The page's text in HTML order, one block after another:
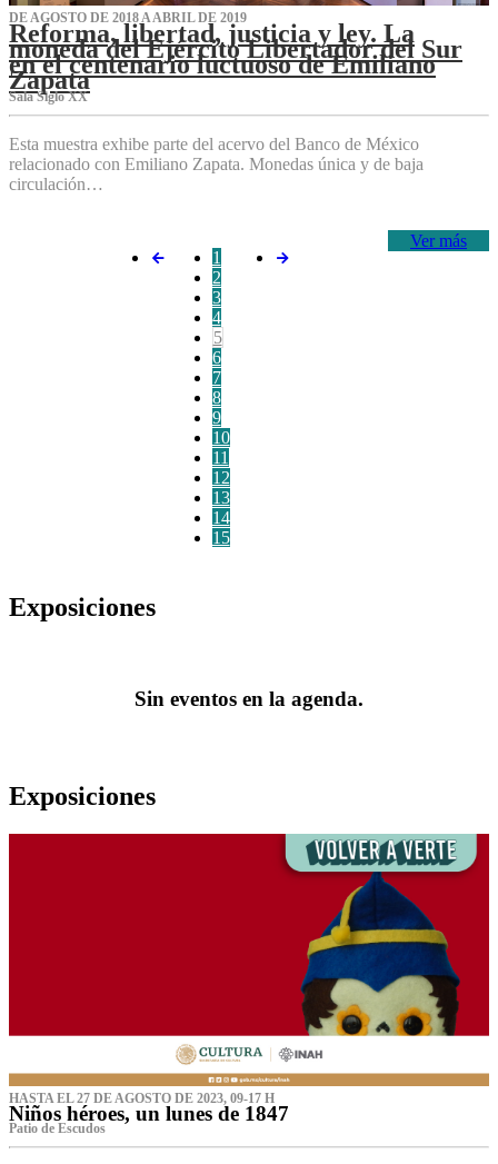
DE AGOSTO DE 2018 A ABRIL DE 2019
Reforma, libertad, justicia y ley. La
moneda del Ejército Libertador del Sur
en el centenario luctuoso de Emiliano
Zapata
Sala Siglo XX
Esta muestra exhibe parte del acervo del Banco de México
relacionado con Emiliano Zapata. Monedas única y de baja
circulación…
Ver más
1
2
3
4
5
6
7
8
9
10
11
12
13
14
15
Exposiciones
Sin eventos en la agenda.
Exposiciones
HASTA EL 27 DE AGOSTO DE 2023, 09-17 H
Niños héroes, un lunes de 1847
Patio de Escudos